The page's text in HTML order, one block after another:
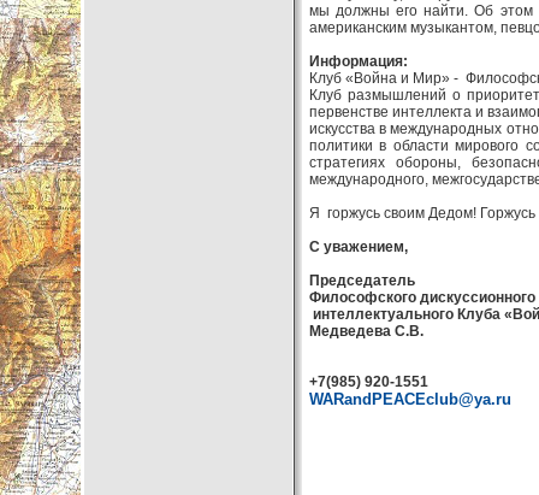
мы должны его найти. Об этом
американским музыкантом,
Информация:
Клуб «Война и Мир» -
Клуб размышлений о
первенстве интеллекта и
искусства в международных
политики в области мирового
стратегиях обороны,
международного,
Я горжусь своим Дедом!
С уважением,
Председатель
Философского дискуссионного
интеллектуального Клуба
Медведева С.В.
+7(985) 920-1551
WARandPEACEclub@ya.ru